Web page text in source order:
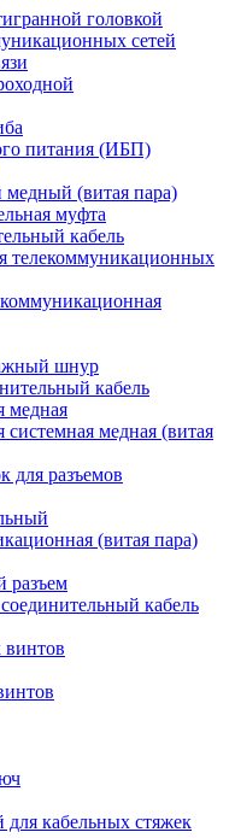
головкой
сетей
питания (ИБП)
медный (витая пара)
муфта
кабель
телекоммуникационных
шнур
кабель
медная
медная (витая
для разъемов
(витая пара)
разъем
кабель
винтов
кабельных стяжек